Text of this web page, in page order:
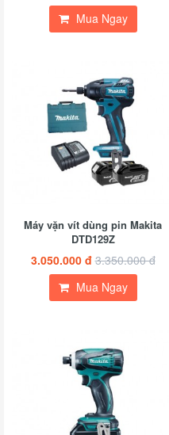
Mua Ngay
Máy vặn vít dùng pin Makita
DTD129Z
3.050.000 đ 3.350.000 đ
Mua Ngay